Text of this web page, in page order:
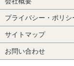
プライバシー・ポリシ
サイトマップ
お問い合わせ